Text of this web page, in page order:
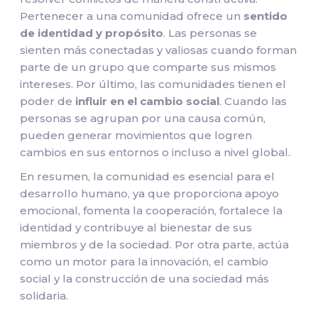
Pertenecer a una comunidad ofrece un sentido
de identidad y propósito. Las personas se
sienten más conectadas y valiosas cuando forman
parte de un grupo que comparte sus mismos
intereses. Por último, las comunidades tienen el
poder de influir en el cambio social. Cuando las
personas se agrupan por una causa común,
pueden generar movimientos que logren
cambios en sus entornos o incluso a nivel global.
En resumen, la comunidad es esencial para el
desarrollo humano, ya que proporciona apoyo
emocional, fomenta la cooperación, fortalece la
identidad y contribuye al bienestar de sus
miembros y de la sociedad. Por otra parte, actúa
como un motor para la innovación, el cambio
social y la construcción de una sociedad más
solidaria.